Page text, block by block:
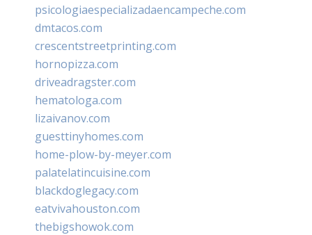
psicologiaespecializadaencampeche.com
dmtacos.com
crescentstreetprinting.com
hornopizza.com
driveadragster.com
hematologa.com
lizaivanov.com
guesttinyhomes.com
home-plow-by-meyer.com
palatelatincuisine.com
blackdoglegacy.com
eatvivahouston.com
thebigshowok.com